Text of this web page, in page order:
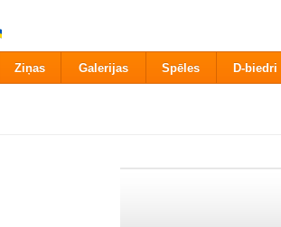
Ziņas Galerijas Spēles D-biedri